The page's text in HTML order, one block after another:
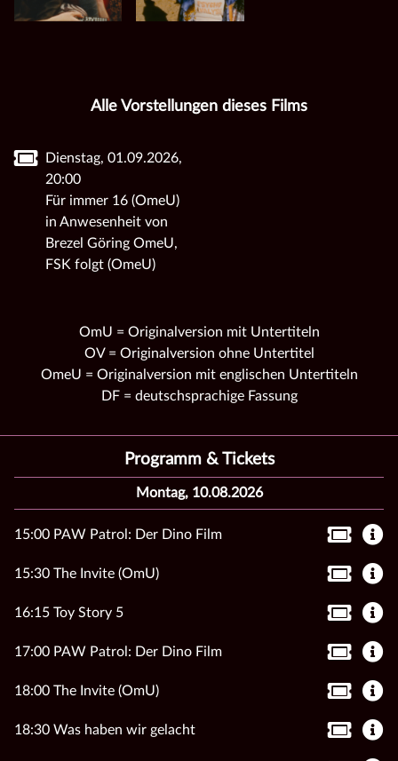
Alle Vorstellungen dieses Films
Dienstag, 01.09.2026,
20:00
Für immer 16 (OmeU)
in Anwesenheit von
Brezel Göring OmeU,
FSK folgt (OmeU)
OmU = Originalversion mit Untertiteln
OV = Originalversion ohne Untertitel
OmeU = Originalversion mit englischen Untertiteln
DF = deutschsprachige Fassung
Programm & Tickets
Montag, 10.08.2026
15:00 PAW Patrol: Der Dino Film
15:30 The Invite (OmU)
16:15 Toy Story 5
17:00 PAW Patrol: Der Dino Film
18:00 The Invite (OmU)
18:30 Was haben wir gelacht